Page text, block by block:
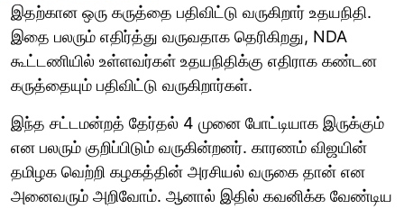
இதற்கான ஒரு கருத்தை பதிவிட்டு வருகிறார் உதயநிதி.
இதை பலரும் எதிர்த்து வருவதாக தெரிகிறது, NDA
கூட்டணியில் உள்ளவர்கள் உதயநிதிக்கு எதிராக கண்டன
கருத்தையும் பதிவிட்டு வருகிறார்கள்.
இந்த சட்டமன்றத் தேர்தல் 4 முனை போட்டியாக இருக்கும்
என பலரும் குறிப்பிடும் வருகின்றனர். காரணம் விஜயின்
தமிழக வெற்றி கழகத்தின் அரசியல் வருகை தான் என
அனைவரும் அறிவோம். ஆனால் இதில் கவனிக்க வேண்டிய